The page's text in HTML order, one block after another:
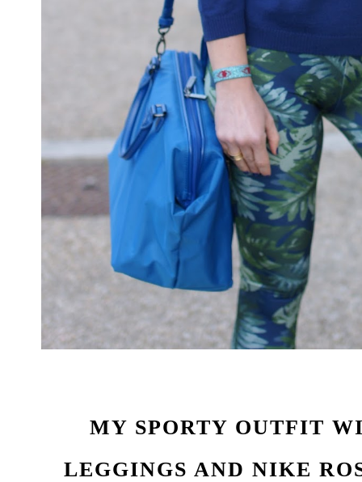
MY SPORTY OUTFIT
LEGGINGS AND NIKE